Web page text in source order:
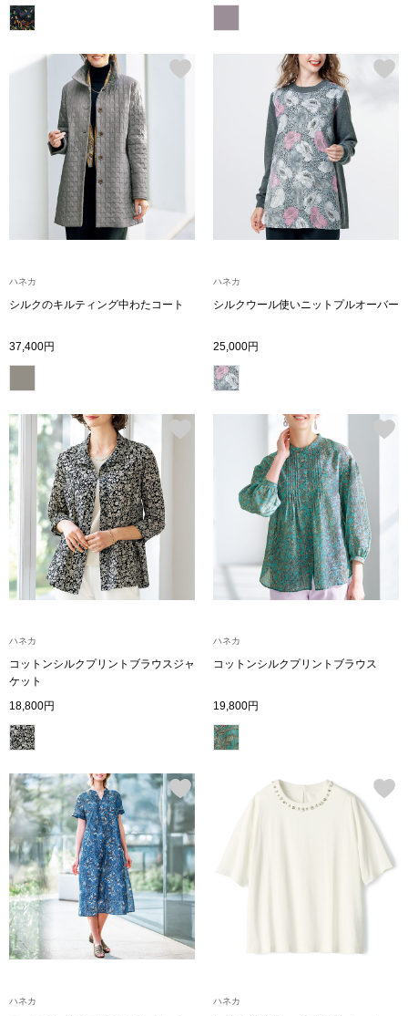
ボディバッグ
リュック･バッ
ボストンバッグ
スーツケース
レースアップ
パンプス
スニーカー
ブーツ
財布／コイン
その他
ハネカ
シルクのキルティング中わたコート
37,400円
ハネカ
シルクウール使いニットプルオーバー
25,000円
ハネカ
コットンシルクプリントブラウスジャ
ケット
18,800円
ハネカ
コットンシルクプリントブラウス
19,800円
ハネカ ハネカ